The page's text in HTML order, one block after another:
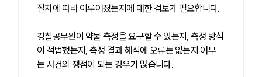
절차에 따라 이루어졌는지에 대한 검토가 필요합니다.
경찰공무원이 약물 측정을 요구할 수 있는지, 측정 방식
이 적법했는지, 측정 결과 해석에 오류는 없는지 여부
는 사건의 쟁점이 되는 경우가 많습니다.